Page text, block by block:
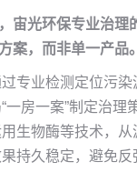
宙光环保专业治理
案，而非单一产品。
专业检测定位污
一房一案”制定治理
生物酶等技术，
持久稳定，避免反